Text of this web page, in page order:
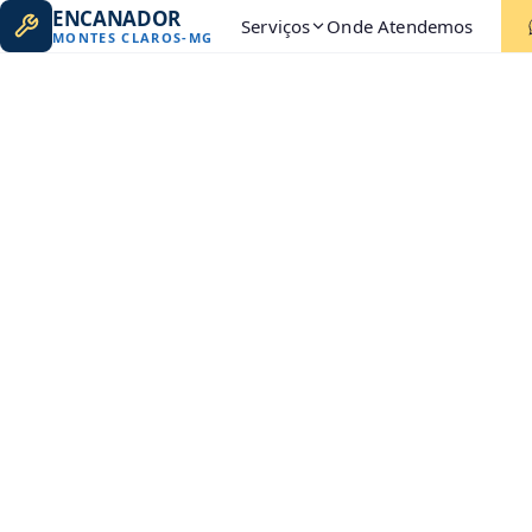
ENCANADOR
MONTES CLAROS- MG Serviços Onde Atendemos